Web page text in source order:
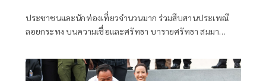
ประชาชนและนักท่องเที่ยวจำนวนมาก ร่วมสืบสานประเพณี
ลอยกระทง บนความเชื่อและศรัทธา บารายศรัทธา สมมา
สมเด็จพระพันปีหลวง